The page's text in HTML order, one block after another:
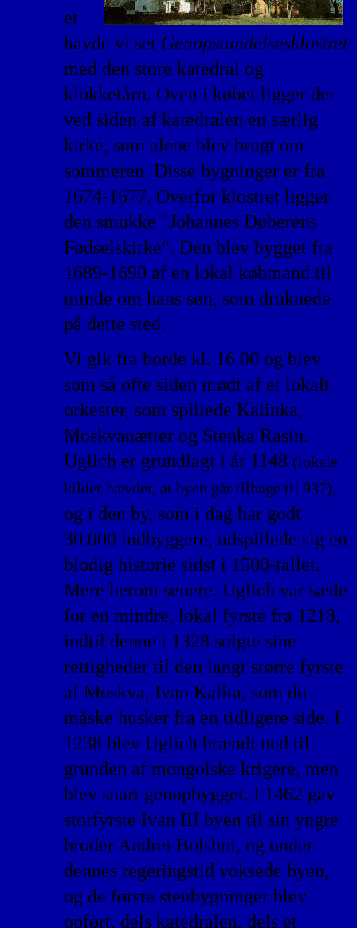
et
havde vi set Genopstandelsesklostret
med den store katedral og
klokketårn. Oven i købet ligger der
ved siden af katedralen en særlig
kirke, som alene blev brugt om
sommeren. Disse bygninger er fra
1674-1677. Overfor klostret ligger
den smukke "Johannes Døberens
Fødselskirke". Den blev bygget fra
1689-1690 af en lokal købmand til
minde om hans søn, som druknede
på dette sted.
Vi gik fra borde kl. 16.00 og blev
som så ofte siden mødt af et lokalt
orkester, som spillede Kalinka,
Moskvanætter og Stenka Rasin.
Uglich er grundlagt i år 1148 (lokale
kilder hævder, at byen går tilbage til 937),
og i den by, som i dag har godt
30.000 indbyggere, udspillede sig en
blodig historie sidst i 1500-tallet.
Mere herom senere. Uglich var sæde
for en mindre, lokal fyrste fra 1218,
indtil denne i 1328 solgte sine
rettigheder til den langt større fyrste
af Moskva, Ivan Kalita, som du
måske husker fra en tidligere side. I
1238 blev Uglich brændt ned til
grunden af mongolske krigere, men
blev snart genopbygget. I 1462 gav
storfyrste Ivan III byen til sin yngre
broder Andrei Bolshoi, og under
dennes regeringstid voksede byen,
og de første stenbygninger blev
opført, dels katedralen, dels et